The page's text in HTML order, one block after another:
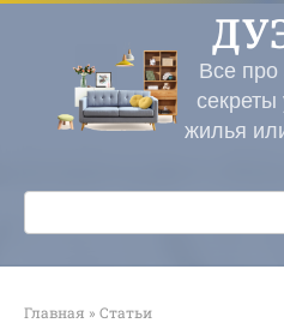
Перейти
контенту
Все про
секреты
жилья
Поиск:
Главная » Статьи